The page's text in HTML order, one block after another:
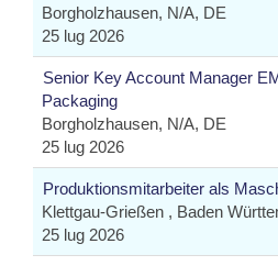
Borgholzhausen, N/A, DE
25 lug 2026
Senior Key Account Manager
Packaging
Borgholzhausen, N/A, DE
25 lug 2026
Produktionsmitarbeiter als
Klettgau-Grießen , Baden
25 lug 2026